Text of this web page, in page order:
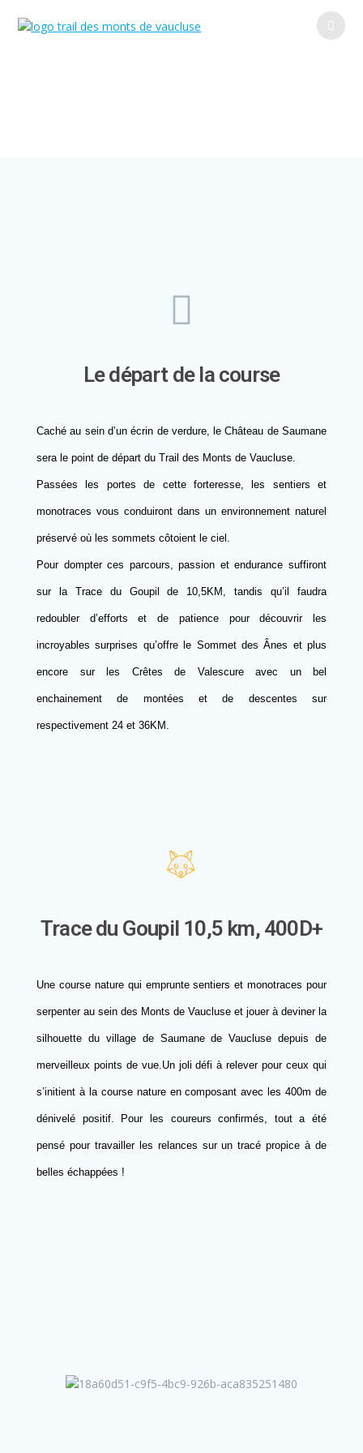
Le départ de la course
Caché au sein d’un écrin de verdure, le Château de Saumane
sera le point de départ du Trail des Monts de Vaucluse.
Passées les portes de cette forteresse, les sentiers et
monotraces vous conduiront dans un environnement naturel
préservé où les sommets côtoient le ciel.
Pour dompter ces parcours, passion et endurance suffiront
sur la Trace du Goupil de 10,5KM, tandis qu’il faudra
redoubler d’efforts et de patience pour découvrir les
incroyables surprises qu’offre le Sommet des Ânes et plus
encore sur les Crêtes de Valescure avec un bel
enchainement de montées et de descentes sur
respectivement 24 et 36KM.
Trace du Goupil 10,5 km, 400D+
Une course nature qui emprunte sentiers et monotraces pour
serpenter au sein des Monts de Vaucluse et jouer à deviner la
silhouette du village de Saumane de Vaucluse depuis de
merveilleux points de vue.Un joli défi à relever pour ceux qui
s’initient à la course nature en composant avec les 400m de
dénivelé positif. Pour les coureurs confirmés, tout a été
pensé pour travailler les relances sur un tracé propice à de
belles échappées !